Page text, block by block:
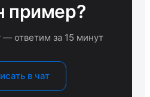
пример?
ответим за 15 минут
в чат